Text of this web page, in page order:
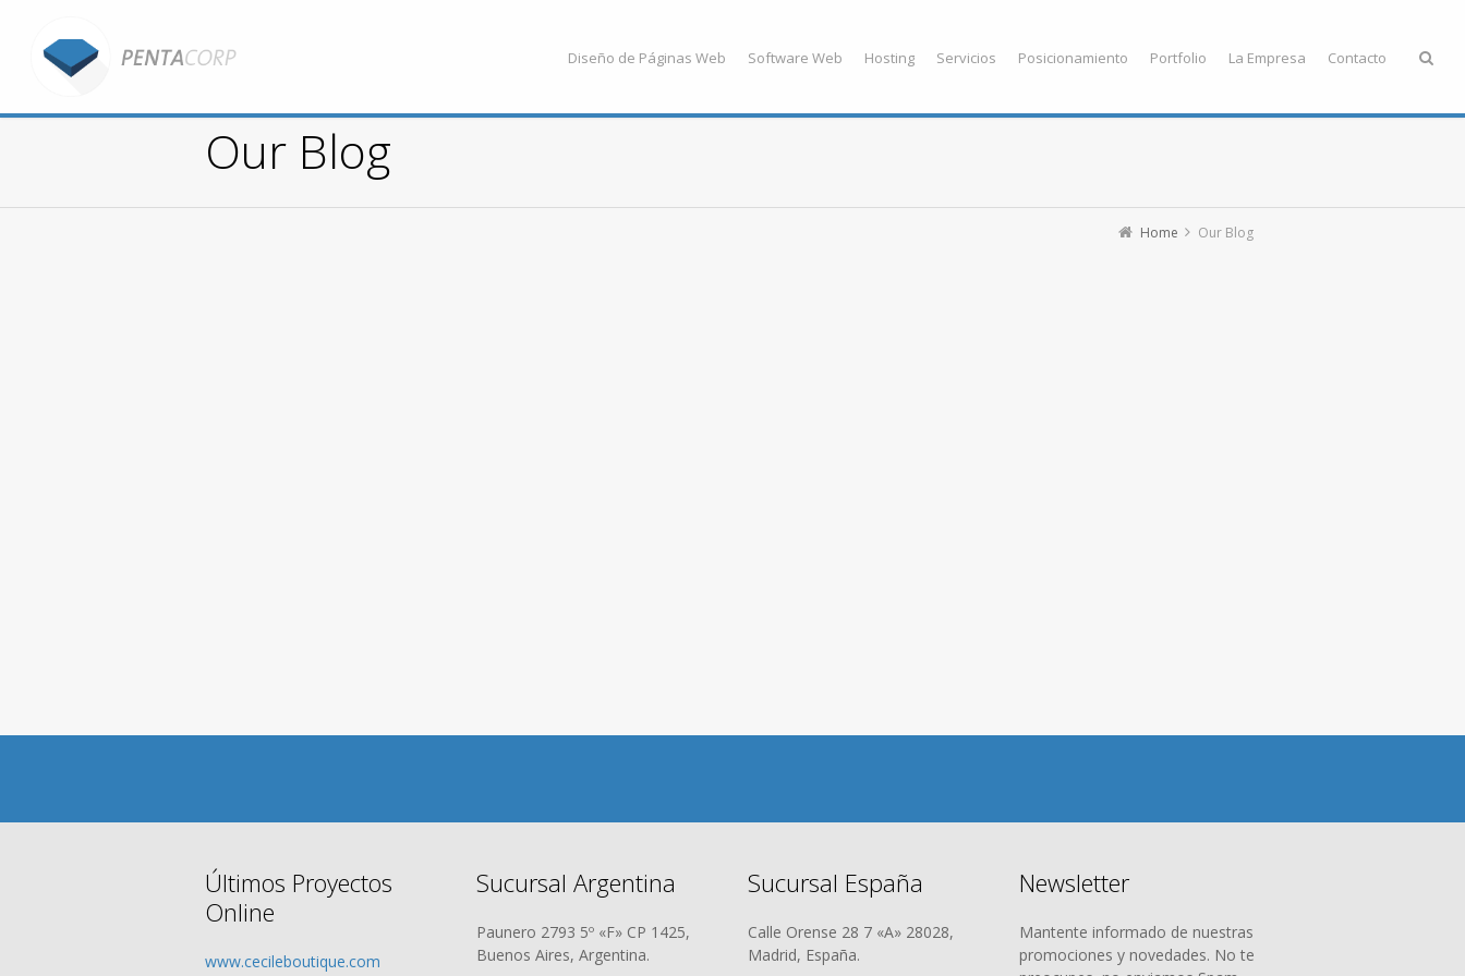
Diseño de Páginas Web Software Web Hosting Servicios Posicionamiento Portfolio La Empresa Contacto
Our Blog
Home Our Blog
Últimos Proyectos
Online
www.cecileboutique.com
Sucursal Argentina
Paunero 2793 5º «F» CP 1425,
Buenos Aires, Argentina.
Sucursal España
Calle Orense 28 7 «A» 28028,
Madrid, España.
Newsletter
Mantente informado de nuestras
promociones y novedades. No te